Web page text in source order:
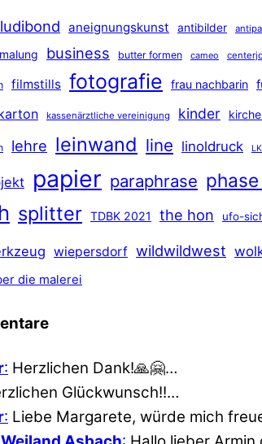
aneignungskunst antibilder
business butter formen cameo
filmstills fotografie frau nachbarin
kassenärztliche vereinigung kinder
lehre leinwand line linoldruck
papier paraphrase
splitter TDBK 2021 the hon ufo-
wiepersdorf wildwildwest
die malerei
: Herzlichen Dank!🙏🤗…
Glückwunsch!!…
: Liebe Margarete, würde mich